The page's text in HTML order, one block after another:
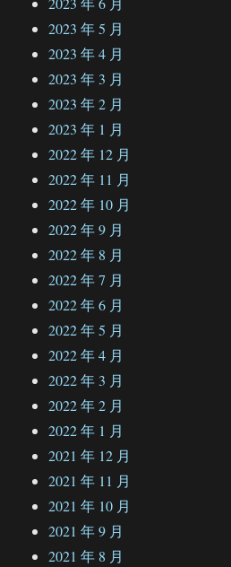
2023 年 5 月
2023 年 4 月
2023 年 3 月
2023 年 2 月
2023 年 1 月
2022 年 12 月
2022 年 11 月
2022 年 10 月
2022 年 9 月
2022 年 8 月
2022 年 7 月
2022 年 6 月
2022 年 5 月
2022 年 4 月
2022 年 3 月
2022 年 2 月
2022 年 1 月
2021 年 12 月
2021 年 11 月
2021 年 10 月
2021 年 9 月
2021 年 8 月